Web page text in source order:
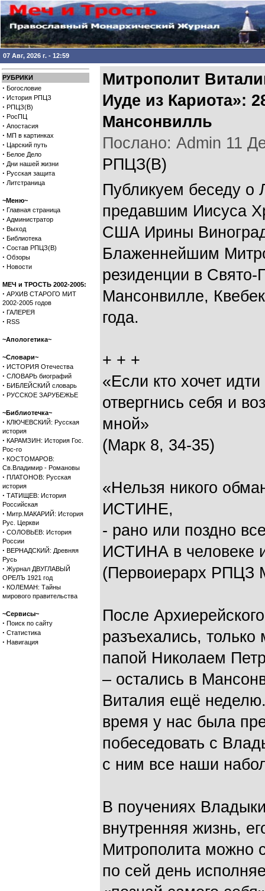
07 Авг, 2026 г. - 12:59
РУБРИКИ
· Богословие
· История РПЦЗ
· РПЦЗ(В)
· РосПЦ
· Апостасия
· МП в картинках
· Царский путь
· Белое Дело
· Дни нашей жизни
· Русская защита
· Литстраница
~Меню~
· Главная страница
· Администратор
· Выход
· Библиотека
· Состав РПЦЗ(В)
· Обзоры
· Новости
МЕЧ и ТРОСТЬ 2002-2005:
· АРХИВ СТАРОГО МИТ
2002-2005 годов
· ГАЛЕРЕЯ
· RSS
~Апологетика~
~Словари~
· ИСТОРИЯ Отечества
· СЛОВАРЬ биографий
· БИБЛЕЙСКИЙ словарь
· РУССКОЕ ЗАРУБЕЖЬЕ
~Библиотечка~
· КЛЮЧЕВСКИЙ: Русская
история
· КАРАМЗИН: История Гос.
Рос-го
· КОСТОМАРОВ:
Св.Владимир - Романовы
· ПЛАТОНОВ: Русская
история
· ТАТИЩЕВ: История
Российская
· Митр.МАКАРИЙ: История
Рус. Церкви
· СОЛОВЬЕВ: История
России
· ВЕРНАДСКИЙ: Древняя
Русь
· Журнал ДВУГЛАВЫЙ
ОРЕЛЪ 1921 год
· КОЛЕМАН: Тайны
мирового правительства
~Сервисы~
· Поиск по сайту
· Статистика
· Навигация
Митрополит
Иуде из Кариота»:
Мансонвилль
Послано: Admin 11
РПЦЗ(В)
Публикуем беседу
предавшим Иисуса
США Ирины
Блаженнейшим
резиденции в Свято-
Мансонвилле,
года.
+ + +
«Если кто хочет
отвергнись себя и
мной»
(Марк 8, 34-35)
«Нельзя никого
ИСТИНЕ,
- рано или поздно
ИСТИНА в
(Первоиерарх РПЦЗ
После
разъехались,
папой Николаем
– остались в
Виталия ещё
время у нас была
побеседовать с
с ним все наши
В поучениях
внутренняя жизнь,
Митрополита можно
по сей день